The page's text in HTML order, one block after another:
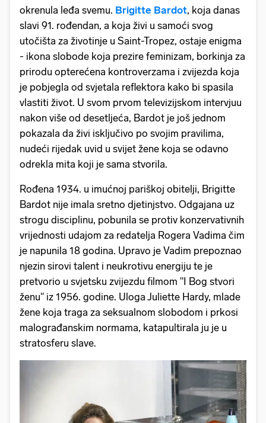
okrenula leđa svemu. Brigitte Bardot, koja danas
slavi 91. rođendan, a koja živi u samoći svog
utočišta za životinje u Saint-Tropez, ostaje enigma
- ikona slobode koja prezire feminizam, borkinja za
prirodu opterećena kontroverzama i zvijezda koja
je pobjegla od svjetala reflektora kako bi spasila
vlastiti život. U svom prvom televizijskom intervjuu
nakon više od desetljeća, Bardot je još jednom
pokazala da živi isključivo po svojim pravilima,
nudeći rijedak uvid u svijet žene koja se odavno
odrekla mita koji je sama stvorila.
Rođena 1934. u imućnoj pariškoj obitelji, Brigitte
Bardot nije imala sretno djetinjstvo. Odgajana uz
strogu disciplinu, pobunila se protiv konzervativnih
vrijednosti udajom za redatelja Rogera Vadima čim
je napunila 18 godina. Upravo je Vadim prepoznao
njezin sirovi talent i neukrotivu energiju te je
pretvorio u svjetsku zvijezdu filmom "I Bog stvori
ženu" iz 1956. godine. Uloga Juliette Hardy, mlade
žene koja traga za seksualnom slobodom i prkosi
malograđanskim normama, katapultirala ju je u
stratosferu slave.